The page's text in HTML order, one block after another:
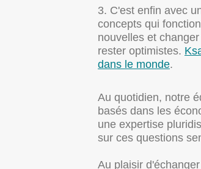
3. C'est enfin avec
concepts qui
nouvelles et
rester optimistes.
dans le monde.
Au quotidien, notre
basés dans les
une expertise
sur ces questions
Au plaisir